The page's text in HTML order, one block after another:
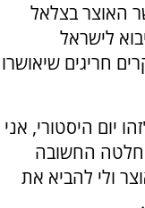
האוצר בצלאל
לישראל
חריגים שיאושרו
יום היסטורי, אני
החשובה
ולי להביא את